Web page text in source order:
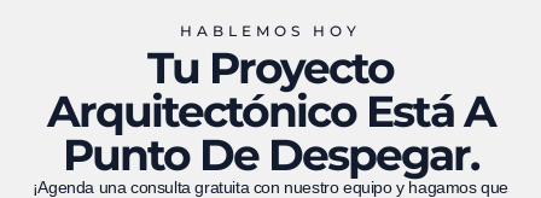
HABLEMOS HOY
Tu Proyecto
Arquitectónico Está A
Punto De Despegar.
¡Agenda una consulta gratuita con nuestro equipo y hagamos que